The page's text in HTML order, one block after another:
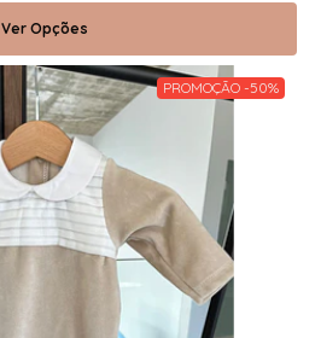
Ver Opções
PROMOÇÃO -50%